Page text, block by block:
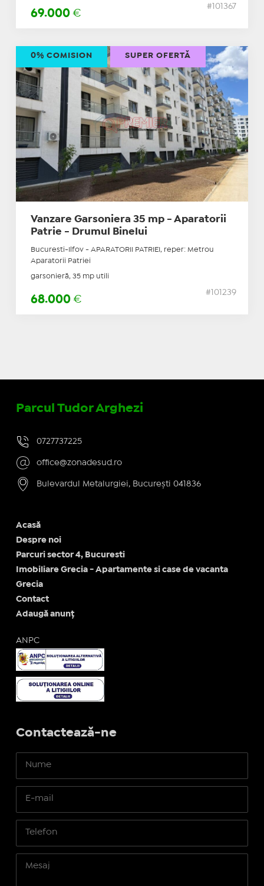
69.000 €
#101367
Vanzare Garsoniera 35 mp - Aparatorii
Patrie - Drumul Binelui
Bucuresti-Ilfov - APARATORII PATRIEI, reper: Metrou
Aparatorii Patriei
garsonieră, 35 mp utili
68.000 €
#101239
0% COMISION SUPER OFERTĂ
Parcul Tudor Arghezi
0727737225
office@zonadesud.ro
Bulevardul Metalurgiei, București 041836
Acasă
Despre noi
Parcuri sector 4, Bucuresti
Imobiliare Grecia - Apartamente si case de vacanta
Grecia
Contact
Adaugă anunț
ANPC
Contactează-ne